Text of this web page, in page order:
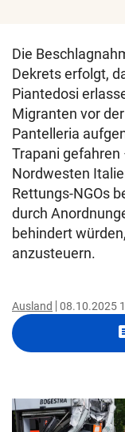
Die
Dekrets erfolgt,
Piantedosi
Migranten vor
Pantelleria
Trapani
Nordwesten
Rettungs-NGOs
durch
behindert
anzusteuern.
Ausland 08.10.2025